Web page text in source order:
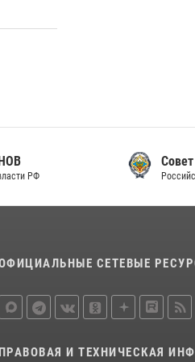
14 июля 2026, 12:20
В Росгвардии прошла
конференция по
Совет
Российской
СЕТЕВЫЕ
ПРАВОВАЯ И ТЕХНИЧЕСКАЯ